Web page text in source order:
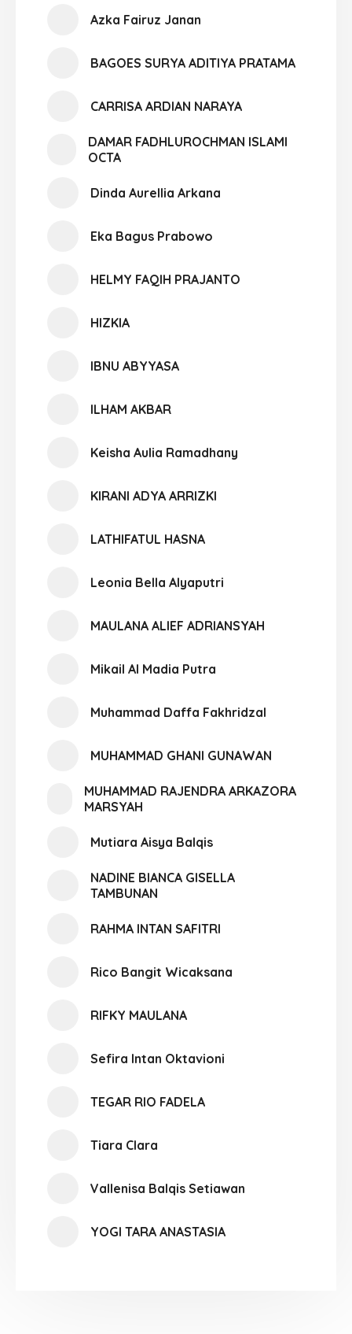
Azka Fairuz Janan
BAGOES SURYA ADITIYA PRATAMA
CARRISA ARDIAN NARAYA
DAMAR FADHLUROCHMAN ISLAMI
OCTA
Dinda Aurellia Arkana
Eka Bagus Prabowo
HELMY FAQIH PRAJANTO
HIZKIA
IBNU ABYYASA
ILHAM AKBAR
Keisha Aulia Ramadhany
KIRANI ADYA ARRIZKI
LATHIFATUL HASNA
Leonia Bella Alyaputri
MAULANA ALIEF ADRIANSYAH
Mikail Al Madia Putra
Muhammad Daffa Fakhridzal
MUHAMMAD GHANI GUNAWAN
MUHAMMAD RAJENDRA ARKAZORA
MARSYAH
Mutiara Aisya Balqis
NADINE BIANCA GISELLA
TAMBUNAN
RAHMA INTAN SAFITRI
Rico Bangit Wicaksana
RIFKY MAULANA
Sefira Intan Oktavioni
TEGAR RIO FADELA
Tiara Clara
Vallenisa Balqis Setiawan
YOGI TARA ANASTASIA